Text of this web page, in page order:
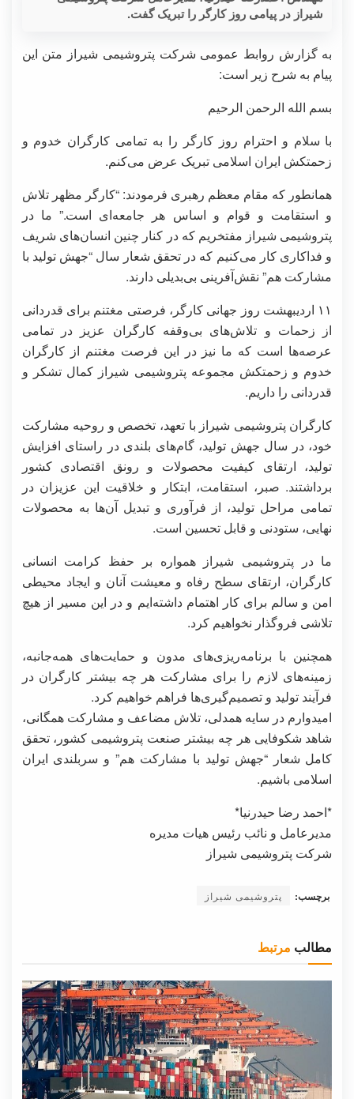
شیراز در پیامی روز کارگر را تبریک گفت.
به گزارش روابط عمومی شرکت پتروشیمی شیراز متن این
پیام به شرح زیر است:
بسم الله الرحمن الرحیم
با سلام و احترام روز کارگر را به تمامی کارگران خدوم و
زحمتکش ایران اسلامی تبریک عرض می‌کنم.
همانطور که مقام معظم رهبری فرمودند: “کارگر مظهر تلاش
و استقامت و قوام و اساس هر جامعه‌ای است.” ما در
پتروشیمی شیراز مفتخریم که در کنار چنین انسان‌های شریف
و فداکاری کار می‌کنیم که در تحقق شعار سال “جهش تولید با
مشارکت هم” نقش‌آفرینی بی‌بدیلی دارند.
۱۱ اردیبهشت روز جهانی کارگر، فرصتی مغتنم برای قدردانی
از زحمات و تلاش‌های بی‌وقفه کارگران عزیز در تمامی
عرصه‌ها است که ما نیز در این فرصت مغتنم از کارگران
خدوم و زحمتکش مجموعه پتروشیمی شیراز کمال تشکر و
قدردانی را داریم.
کارگران پتروشیمی شیراز با تعهد، تخصص و روحیه مشارکت
خود، در سال جهش تولید، گام‌های بلندی در راستای افزایش
تولید، ارتقای کیفیت محصولات و رونق اقتصادی کشور
برداشتند. صبر، استقامت، ابتکار و خلاقیت این عزیزان در
تمامی مراحل تولید، از فرآوری و تبدیل آن‌ها به محصولات
نهایی، ستودنی و قابل تحسین است.
ما در پتروشیمی شیراز همواره بر حفظ کرامت انسانی
کارگران، ارتقای سطح رفاه و معیشت آنان و ایجاد محیطی
امن و سالم برای کار اهتمام داشته‌ایم و در این مسیر از هیچ
تلاشی فروگذار نخواهیم کرد.
همچنین با برنامه‌ریزی‌های مدون و حمایت‌های همه‌جانبه،
زمینه‌های لازم را برای مشارکت هر چه بیشتر کارگران در
فرآیند تولید و تصمیم‌گیری‌ها فراهم خواهیم کرد.
امیدوارم در سایه همدلی، تلاش مضاعف و مشارکت همگانی،
شاهد شکوفایی هر چه بیشتر صنعت پتروشیمی کشور، تحقق
کامل شعار “جهش تولید با مشارکت هم” و سربلندی ایران
اسلامی باشیم.
*احمد رضا حیدرنیا*
مدیرعامل و نائب رئیس هیات مدیره
شرکت پتروشیمی شیراز
برچسب: پتروشیمی شیراز
مطالب مرتبط